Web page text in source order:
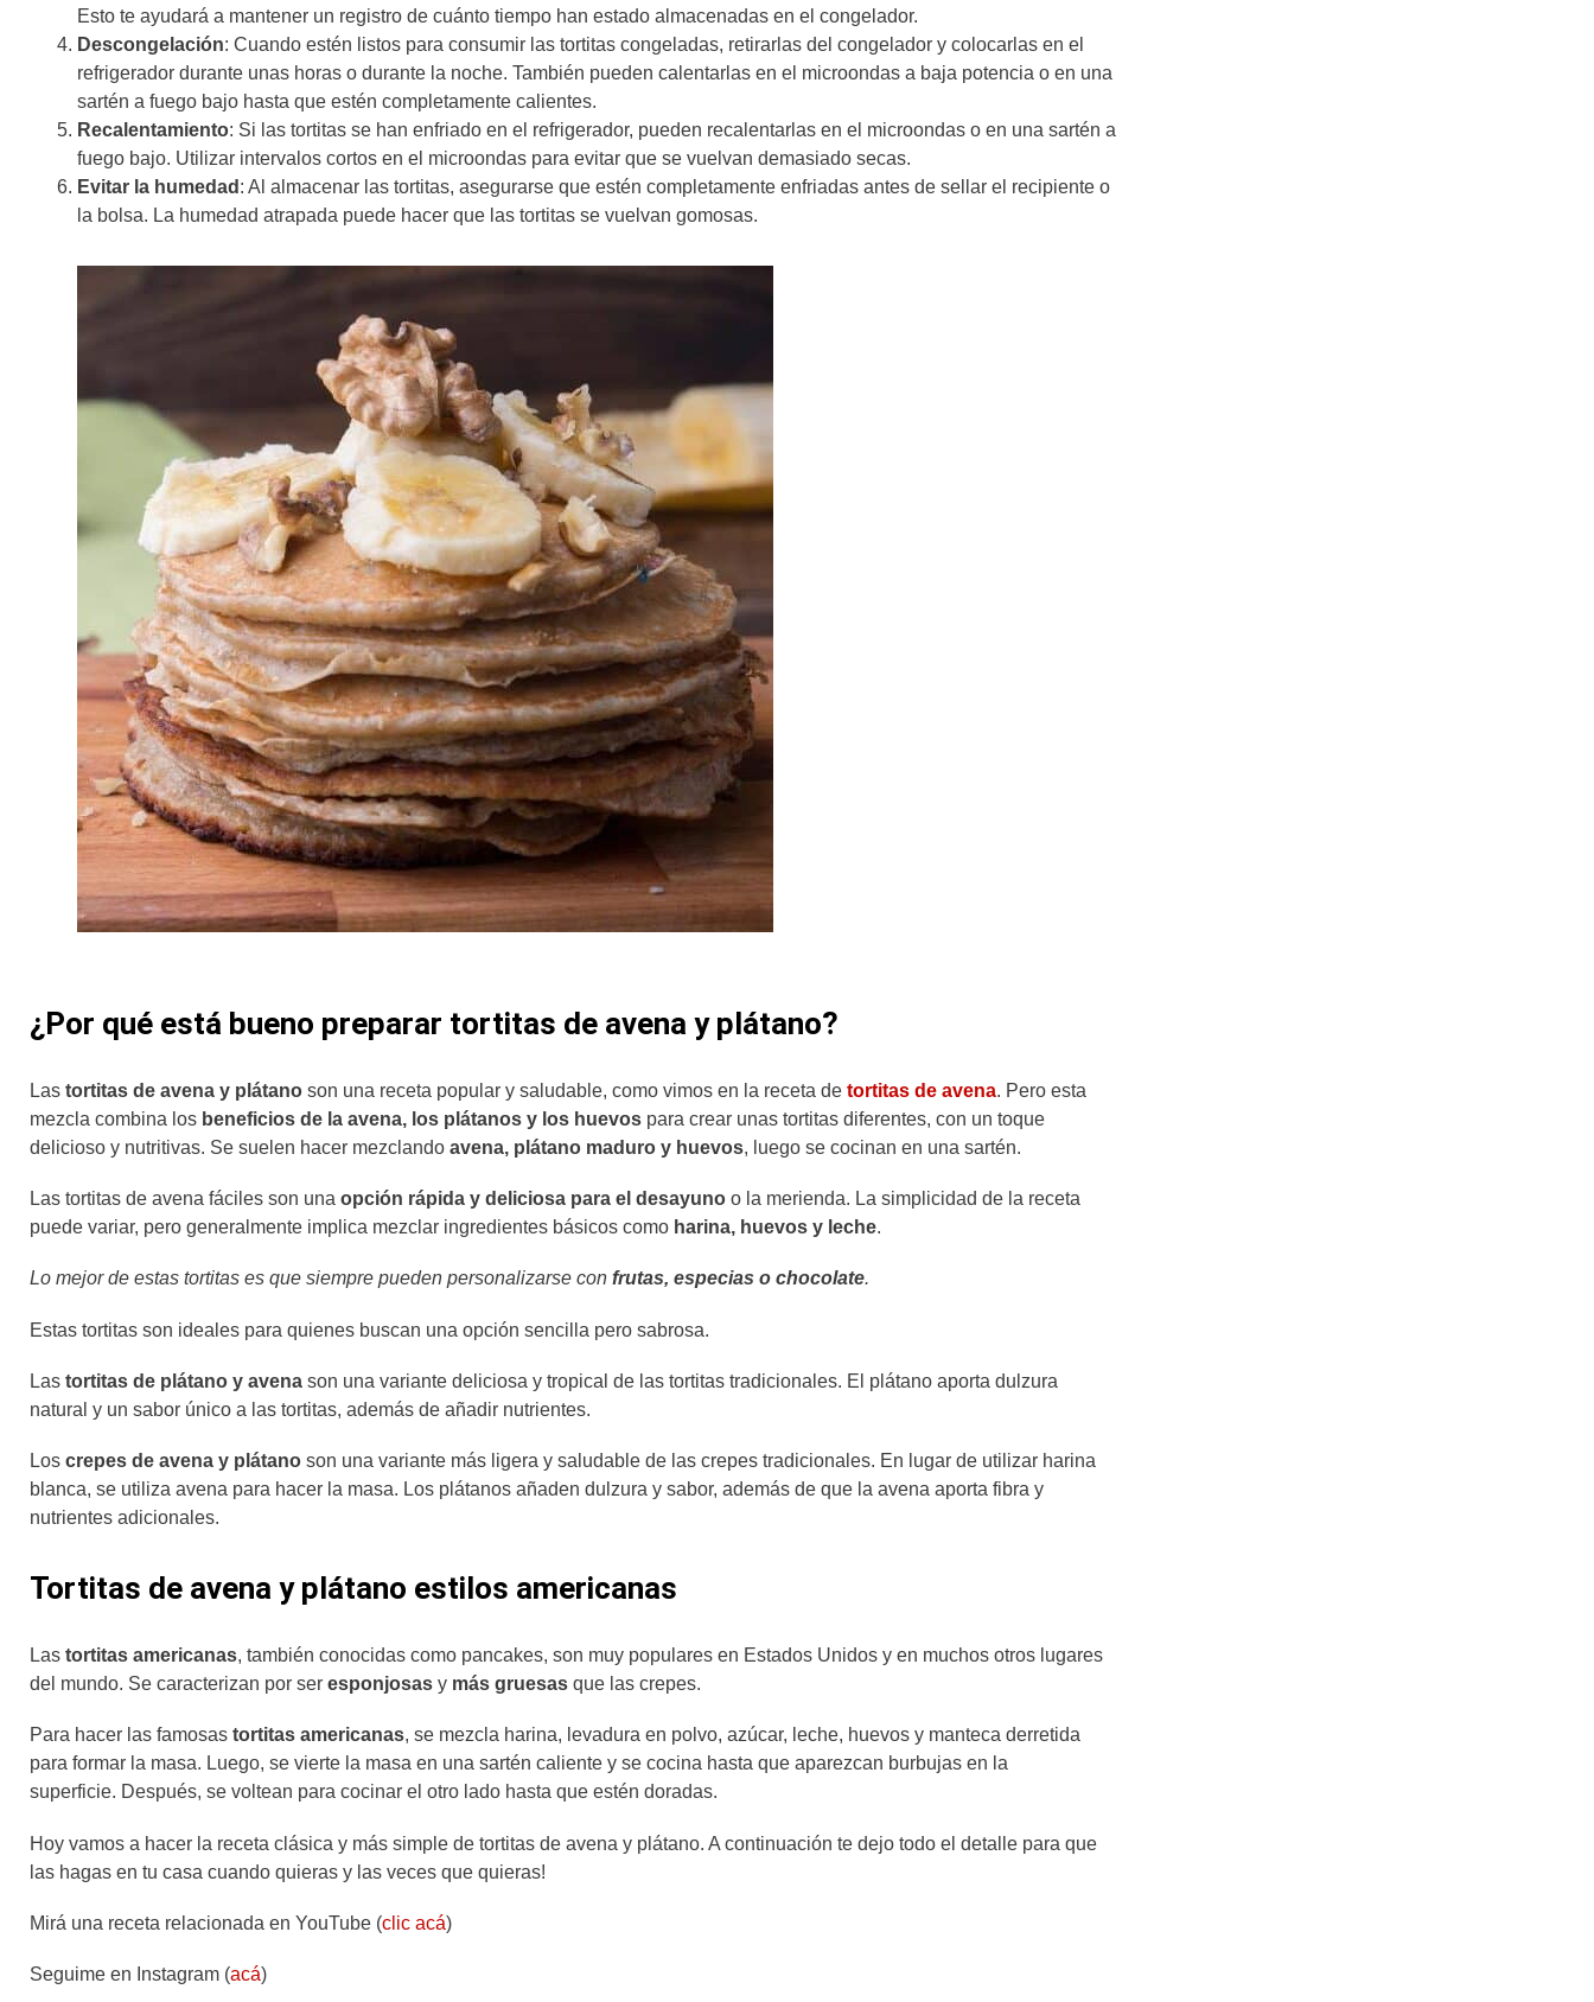
Esto te ayudará a mantener un registro de cuánto tiempo han estado almacenadas en el congelador.
Descongelación: Cuando estén listos para consumir las tortitas congeladas, retirarlas del congelador y colocarlas en el
refrigerador durante unas horas o durante la noche. También pueden calentarlas en el microondas a baja potencia o en una
sartén a fuego bajo hasta que estén completamente calientes.
Recalentamiento: Si las tortitas se han enfriado en el refrigerador, pueden recalentarlas en el microondas o en una sartén a
fuego bajo. Utilizar intervalos cortos en el microondas para evitar que se vuelvan demasiado secas.
Evitar la humedad : Al almacenar las tortitas, asegurarse que estén completamente enfriadas antes de sellar el recipiente o
la bolsa. La humedad atrapada puede hacer que las tortitas se vuelvan gomosas.
¿Por qué está bueno preparar tortitas de avena y plátano?
Las tortitas de avena y plátano son una receta popular y saludable, como vimos en la receta de tortitas de avena. Pero esta
mezcla combina los beneficios de la avena, los plátanos y los huevos para crear unas tortitas diferentes, con un toque
delicioso y nutritivas. Se suelen hacer mezclando avena, plátano maduro y huevos, luego se cocinan en una sartén.
Las tortitas de avena fáciles son una opción rápida y deliciosa para el desayuno o la merienda. La simplicidad de la receta
puede variar, pero generalmente implica mezclar ingredientes básicos como harina, huevos y leche.
Lo mejor de estas tortitas es que siempre pueden personalizarse con frutas, especias o chocolate.
Estas tortitas son ideales para quienes buscan una opción sencilla pero sabrosa.
Las tortitas de plátano y avena son una variante deliciosa y tropical de las tortitas tradicionales. El plátano aporta dulzura
natural y un sabor único a las tortitas, además de añadir nutrientes.
Los crepes de avena y plátano son una variante más ligera y saludable de las crepes tradicionales. En lugar de utilizar harina
blanca, se utiliza avena para hacer la masa. Los plátanos añaden dulzura y sabor, además de que la avena aporta fibra y
nutrientes adicionales.
Tortitas de avena y plátano estilos americanas
Las tortitas americanas, también conocidas como pancakes, son muy populares en Estados Unidos y en muchos otros lugares
del mundo. Se caracterizan por ser esponjosas y más gruesas que las crepes.
Para hacer las famosas tortitas americanas, se mezcla harina, levadura en polvo, azúcar, leche, huevos y manteca derretida
para formar la masa. Luego, se vierte la masa en una sartén caliente y se cocina hasta que aparezcan burbujas en la
superficie. Después, se voltean para cocinar el otro lado hasta que estén doradas.
Hoy vamos a hacer la receta clásica y más simple de tortitas de avena y plátano. A continuación te dejo todo el detalle para que
las hagas en tu casa cuando quieras y las veces que quieras!
Mirá una receta relacionada en YouTube (clic acá)
Seguime en Instagram (acá)